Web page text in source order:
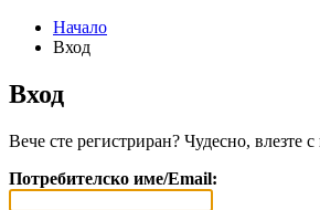
Начало
Вход
Вход
Вече сте регистриран? Чудесно, влезте
Потребителско име/Email: